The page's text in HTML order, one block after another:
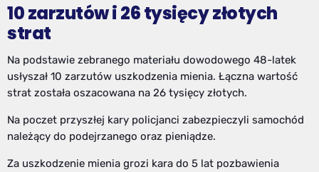
10 zarzutów i 26 tysięcy złotych
strat
Na podstawie zebranego materiału dowodowego 48-latek
usłyszał 10 zarzutów uszkodzenia mienia. Łączna wartość
strat została oszacowana na 26 tysięcy złotych.
Na poczet przyszłej kary policjanci zabezpieczyli samochód
należący do podejrzanego oraz pieniądze.
Za uszkodzenie mienia grozi kara do 5 lat pozbawienia